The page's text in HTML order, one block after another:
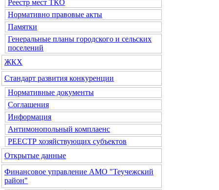
Реестр мест ТКО
Нормативно правовые акты
Памятки
Генеральные планы городского и сельских
поселений
ЖКХ
Стандарт развития конкуренции
Нормативные документы
Соглашения
Информация
Антимонопольный комплаенс
РЕЕСТР хозяйствующих субъектов
Открытые данные
Финансовое управление АМО "Теучежский
район"